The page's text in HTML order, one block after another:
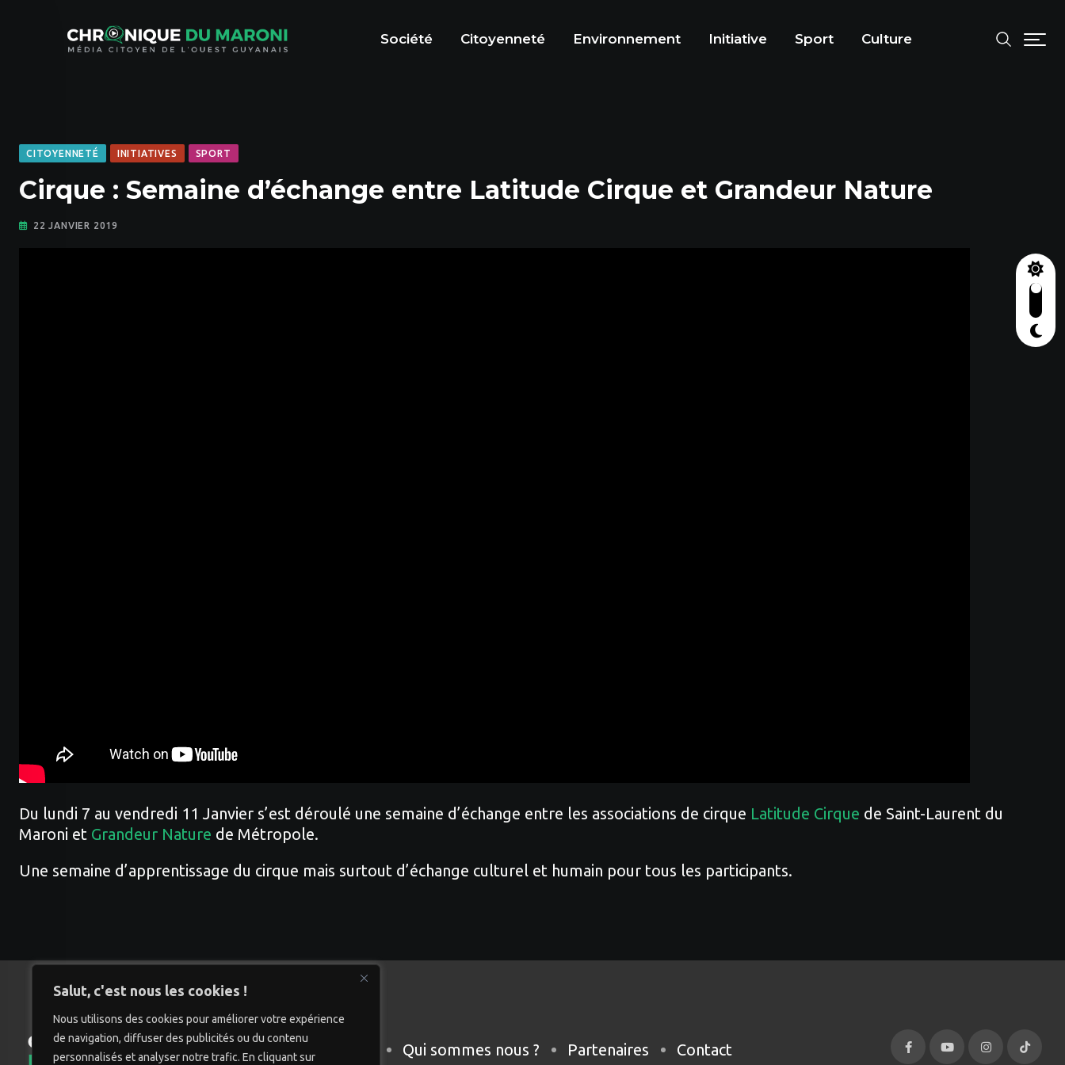
Salut, c'est nous les cookies !
Nous utilisons des cookies pour améliorer votre expérience
de navigation, diffuser des publicités ou du contenu
personnalisés et analyser notre trafic. En cliquant sur
Société Citoyenneté Environnement Initiative Sport Culture
CITOYENNETÉ INITIATIVES SPORT
Cirque : Semaine d’échange entre Latitude Cirque et Grandeur Nature
22 JANVIER 2019
Du lundi 7 au vendredi 11 Janvier s’est déroulé une semaine d’échange entre les associations de cirque Latitude Cirque de Saint-Laurent du
Maroni et Grandeur Nature de Métropole.
Une semaine d’apprentissage du cirque mais surtout d’échange culturel et humain pour tous les participants.
Qui sommes nous ? Partenaires Contact